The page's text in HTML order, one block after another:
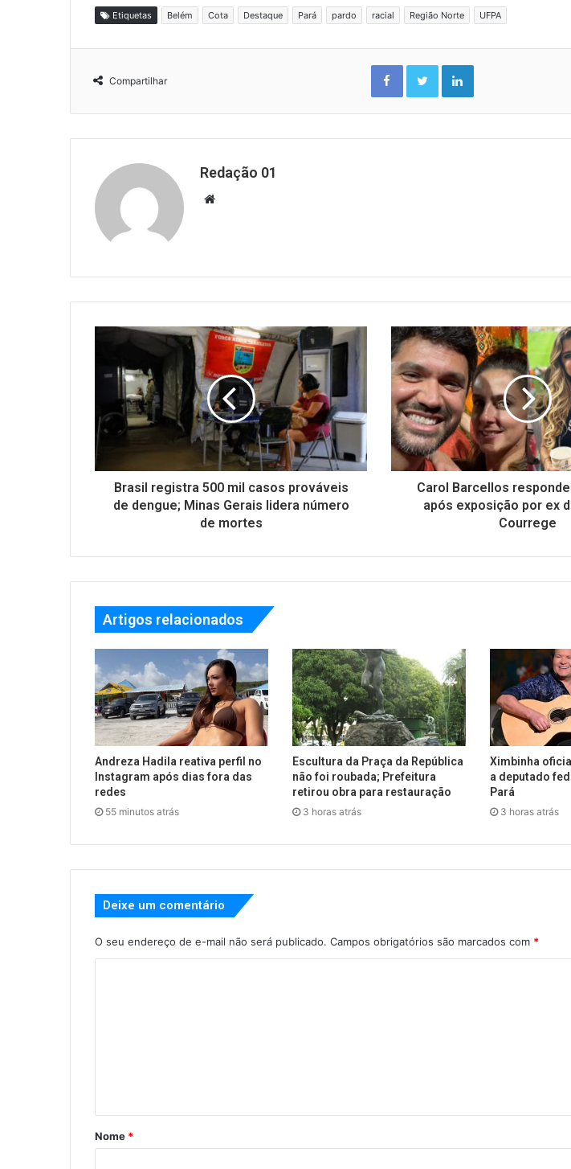
Etiquetas Belém Cota Destaque Pará pardo racial Região Norte UFPA
Compartilhar
FacebookTwitterLinkedin
Redação 01
Website
Brasil registra 500 mil casos prováveis
de dengue; Minas Gerais lidera número
de mortes
Carol Barcellos
após exposição por ex
Courrege
Artigos relacionados
Andreza Hadila reativa perfil no
Instagram após dias fora das
redes
55 minutos atrás
Escultura da Praça da República
não foi roubada; Prefeitura
retirou obra para restauração
3 horas atrás
Ximbinha
a deputado
Pará
3 horas atrás
Deixe um comentário
O seu endereço de e-mail não será publicado. Campos obrigatórios são marcados com *
Nome *